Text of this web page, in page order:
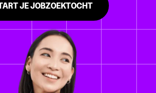
JE JOBZOEKTOCHT